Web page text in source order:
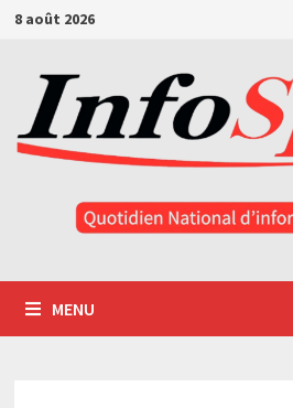
Passer
contenu
8 août 2026
MENU